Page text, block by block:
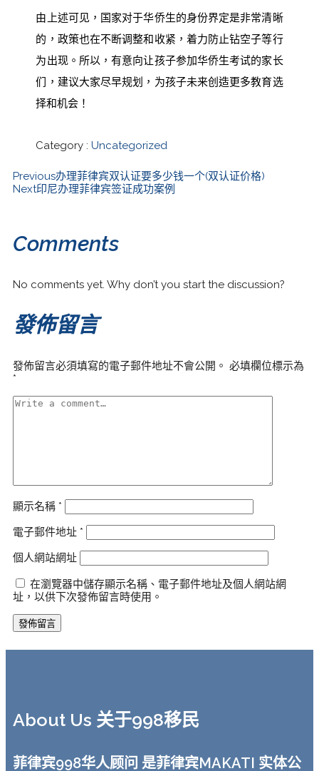
由上述可见，国家对于华侨生的身份界定是非常清晰
的，政策也在不断调整和收紧，着力防止钻空子等行
为出现。所以，有意向让孩子参加华侨生考试的家长
们，建议大家尽早规划，为孩子未来创造更多教育选
择和机会！
Category : Uncategorized
Previous办理菲律宾双认证要多少钱一个(双认证价格)
Next印尼办理菲律宾签证成功案例
Comments
No comments yet. Why don’t you start the discussion?
發佈留言
發佈留言必須填寫的電子郵件地址不會公開。 必填欄位標示為
*
顯示名稱 *
電子郵件地址 *
個人網站網址
在瀏覽器中儲存顯示名稱、電子郵件地址及個人網站網
址，以供下次發佈留言時使用。
About Us 关于998移民
菲律宾998华人顾问 是菲律宾MAKATI 实体公